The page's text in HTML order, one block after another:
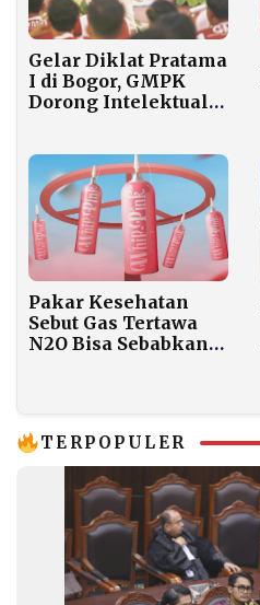
Gelar Diklat Pratama
I di Bogor, GMPK
Dorong Intelektual
Pemerintah
Pakar Kesehatan
Sebut Gas Tertawa
N2O Bisa Sebabkan
TERPOPULER